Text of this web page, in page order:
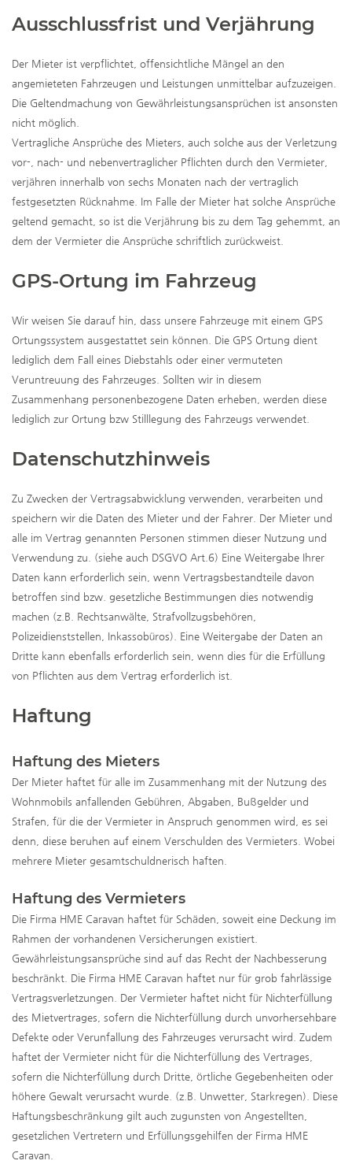
Ausschlussfrist und Verjährung
Der Mieter ist verpflichtet, offensichtliche Mängel an den
angemieteten Fahrzeugen und Leistungen unmittelbar aufzuzeigen.
Die Geltendmachung von Gewährleistungsansprüchen ist ansonsten
nicht möglich.
Vertragliche Ansprüche des Mieters, auch solche aus der Verletzung
vor-, nach- und nebenvertraglicher Pflichten durch den Vermieter,
verjähren innerhalb von sechs Monaten nach der vertraglich
festgesetzten Rücknahme. Im Falle der Mieter hat solche Ansprüche
geltend gemacht, so ist die Verjährung bis zu dem Tag gehemmt, an
dem der Vermieter die Ansprüche schriftlich zurückweist.
GPS-Ortung im Fahrzeug
Wir weisen Sie darauf hin, dass unsere Fahrzeuge mit einem GPS
Ortungssystem ausgestattet sein können. Die GPS Ortung dient
lediglich dem Fall eines Diebstahls oder einer vermuteten
Veruntreuung des Fahrzeuges. Sollten wir in diesem
Zusammenhang personenbezogene Daten erheben, werden diese
lediglich zur Ortung bzw Stilllegung des Fahrzeugs verwendet.
Datenschutzhinweis
Zu Zwecken der Vertragsabwicklung verwenden, verarbeiten und
speichern wir die Daten des Mieter und der Fahrer. Der Mieter und
alle im Vertrag genannten Personen stimmen dieser Nutzung und
Verwendung zu. (siehe auch DSGVO Art.6) Eine Weitergabe Ihrer
Daten kann erforderlich sein, wenn Vertragsbestandteile davon
betroffen sind bzw. gesetzliche Bestimmungen dies notwendig
machen (z.B. Rechtsanwälte, Strafvollzugsbehören,
Polizeidienststellen, Inkassobüros). Eine Weitergabe der Daten an
Dritte kann ebenfalls erforderlich sein, wenn dies für die Erfüllung
von Pflichten aus dem Vertrag erforderlich ist.
Haftung
Haftung des Mieters
Der Mieter haftet für alle im Zusammenhang mit der Nutzung des
Wohnmobils anfallenden Gebühren, Abgaben, Bußgelder und
Strafen, für die der Vermieter in Anspruch genommen wird, es sei
denn, diese beruhen auf einem Verschulden des Vermieters. Wobei
mehrere Mieter gesamtschuldnerisch haften.
Haftung des Vermieters
Die Firma HME Caravan haftet für Schäden, soweit eine Deckung im
Rahmen der vorhandenen Versicherungen existiert.
Gewährleistungsansprüche sind auf das Recht der Nachbesserung
beschränkt. Die Firma HME Caravan haftet nur für grob fahrlässige
Vertragsverletzungen. Der Vermieter haftet nicht für Nichterfüllung
des Mietvertrages, sofern die Nichterfüllung durch unvorhersehbare
Defekte oder Verunfallung des Fahrzeuges verursacht wird. Zudem
haftet der Vermieter nicht für die Nichterfüllung des Vertrages,
sofern die Nichterfüllung durch Dritte, örtliche Gegebenheiten oder
höhere Gewalt verursacht wurde. (z.B. Unwetter, Starkregen). Diese
Haftungsbeschränkung gilt auch zugunsten von Angestellten,
gesetzlichen Vertretern und Erfüllungsgehilfen der Firma HME
Caravan.